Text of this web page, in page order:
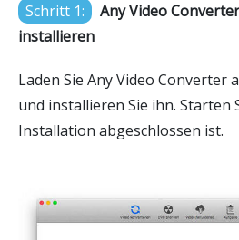
Schritt 1:
Any Video
installieren
Laden Sie Any Video Converter
und installieren Sie ihn. Starten
Installation abgeschlossen ist.